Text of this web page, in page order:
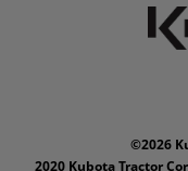
©2026
2020 Kubota Tractor